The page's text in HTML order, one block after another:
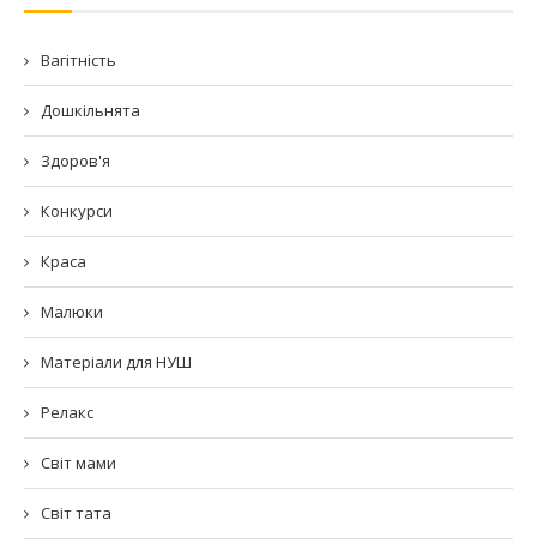
Вагітність
Дошкільнята
Здоров'я
Конкурси
Краса
Малюки
Матеріали для НУШ
Релакс
Світ мами
Світ тата